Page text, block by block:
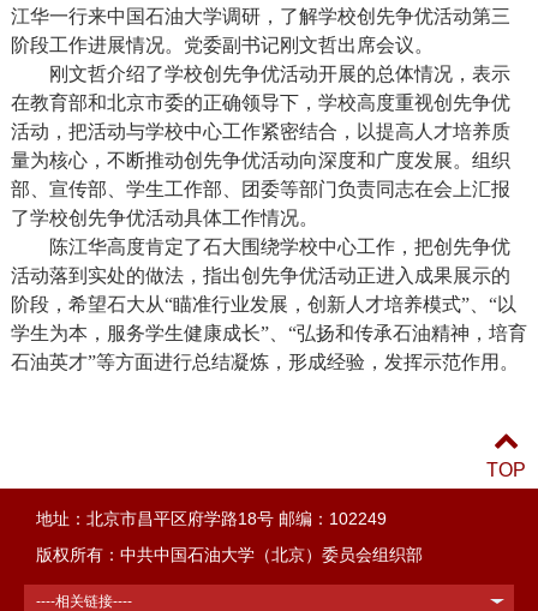
江华一行来中国石油大学调研，了解学校创先争优活动第三
阶段工作进展情况。党委副书记刚文哲出席会议。
刚文哲介绍了学校创先争优活动开展的总体情况，表示
在教育部和北京市委的正确领导下，学校高度重视创先争优
活动，把活动与学校中心工作紧密结合，以提高人才培养质
量为核心，不断推动创先争优活动向深度和广度发展。组织
部、宣传部、学生工作部、团委等部门负责同志在会上汇报
了学校创先争优活动具体工作情况。
陈江华高度肯定了石大围绕学校中心工作，把创先争优
活动落到实处的做法，指出创先争优活动正进入成果展示的
阶段，希望石大从“瞄准行业发展，创新人才培养模式”、“以
学生为本，服务学生健康成长”、“弘扬和传承石油精神，培育
石油英才”等方面进行总结凝炼，形成经验，发挥示范作用。
地址：北京市昌平区府学路18号 邮编：102249
版权所有：中共中国石油大学（北京）委员会组织部
----相关链接----
TOP